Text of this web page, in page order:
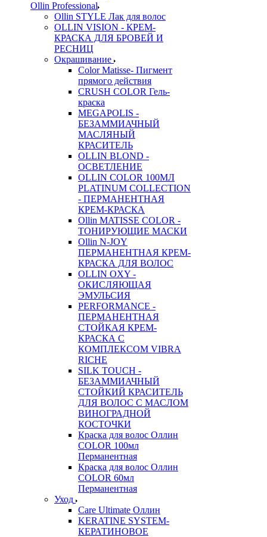
Ollin Professional
Ollin STYLE Лак для волос
OLLIN VISION - КРЕМ-
КРАСКА ДЛЯ БРОВЕЙ И
РЕСНИЦ
Окрашивание
Color Matisse- Пигмент
прямого действия
CRUSH COLOR Гель-
краска
MEGAPOLIS -
БЕЗАММИАЧНЫЙ
МАСЛЯНЫЙ
КРАСИТЕЛЬ
OLLIN BLOND -
ОСВЕТЛЕНИЕ
OLLIN COLOR 100МЛ
PLATINUM COLLECTION
- ПЕРМАНЕНТНАЯ
КРЕМ-КРАСКА
Ollin MATISSE COLOR -
ТОНИРУЮЩИЕ МАСКИ
Ollin N-JOY
ПЕРМАНЕНТНАЯ КРЕМ-
КРАСКА ДЛЯ ВОЛОС
OLLIN OXY -
ОКИСЛЯЮЩАЯ
ЭМУЛЬСИЯ
PERFORMANCE -
ПЕРМАНЕНТНАЯ
СТОЙКАЯ КРЕМ-
КРАСКА С
КОМПЛЕКСОМ VIBRA
RICHE
SILK TOUCH -
БЕЗАММИАЧНЫЙ
СТОЙКИЙ КРАСИТЕЛЬ
ДЛЯ ВОЛОС С МАСЛОМ
ВИНОГРАДНОЙ
КОСТОЧКИ
Краска для волос Оллин
COLOR 100мл
Перманентная
Краска для волос Оллин
COLOR 60мл
Перманентная
Уход
Care Ultimate Оллин
KERATINE SYSTEM-
КЕРАТИНОВОЕ